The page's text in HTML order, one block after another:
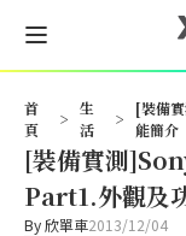
首
頁
>
生
活
>
[裝備
能簡介
[裝備實測
Part1.外觀及
By欣單車2013/12/04